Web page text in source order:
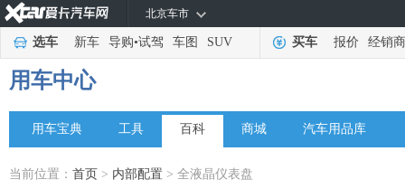
北京车市
选车 新车 导购•试驾 车图 SUV 买车 报价 经销商
用车中心
用车宝典 工具 百科 商城 汽车用品库
当前位置： 首页 > 内部配置 > 全液晶仪表盘